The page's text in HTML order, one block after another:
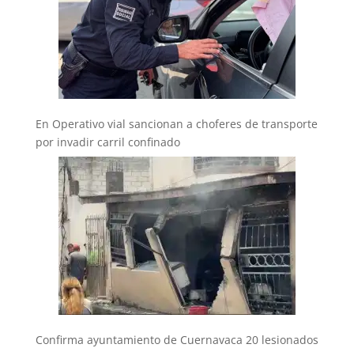
En Operativo vial sancionan a choferes de transporte
por invadir carril confinado
Confirma ayuntamiento de Cuernavaca 20 lesionados